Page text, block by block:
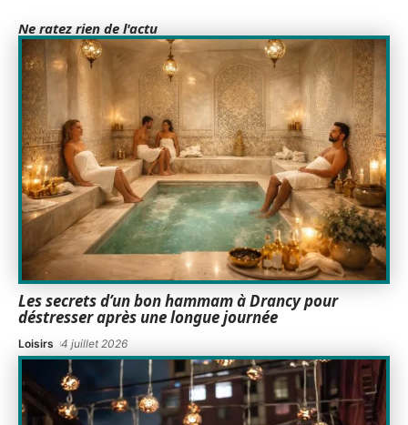
Ne ratez rien de l'actu
Les secrets d’un bon hammam à Drancy pour
déstresser après une longue journée
Loisirs 4 juillet 2026